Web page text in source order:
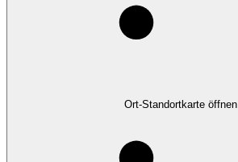
Ort-Standortkarte öffnen